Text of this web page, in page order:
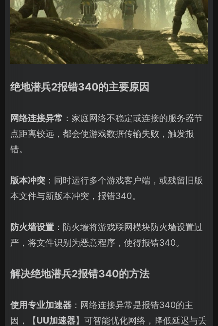
绝地潜兵2报错340的主要原因
网络连接异常 ：家庭网络不稳定或连接的服务器节
点距离较远，都会使游戏数据传输失败，触发报
错。
版本冲突 ：同时运行多个游戏客户端，或残留旧版
本文件与新版本冲突，报错340。
防火墙设置 ：防火墙将游戏联网模块防火墙设置过
严，将文件识别为恶意程序，使得报错340。
解决绝地潜兵2报错340的方法
使用专业加速器 ：网络连接异常是报错340的主
因，【UU加速器】可智能优化网络，降低延迟与丢